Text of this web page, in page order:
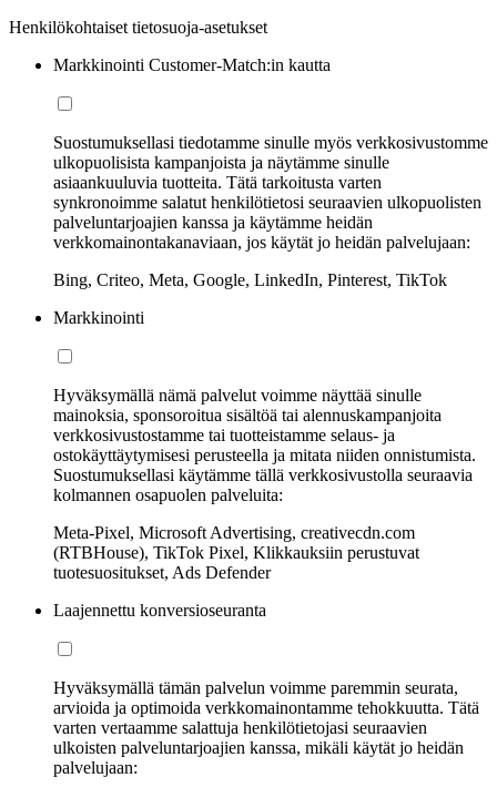
Henkilökohtaiset tietosuoja-asetukset
Markkinointi Customer-Match:in kautta
Suostumuksellasi tiedotamme sinulle myös verkkosivustomme
ulkopuolisista kampanjoista ja näytämme sinulle
asiaankuuluvia tuotteita. Tätä tarkoitusta varten
synkronoimme salatut henkilötietosi seuraavien ulkopuolisten
palveluntarjoajien kanssa ja käytämme heidän
verkkomainontakanaviaan, jos käytät jo heidän palvelujaan:
Bing, Criteo, Meta, Google, LinkedIn, Pinterest, TikTok
Markkinointi
Hyväksymällä nämä palvelut voimme näyttää sinulle
mainoksia, sponsoroitua sisältöä tai alennuskampanjoita
verkkosivustostamme tai tuotteistamme selaus- ja
ostokäyttäytymisesi perusteella ja mitata niiden onnistumista.
Suostumuksellasi käytämme tällä verkkosivustolla seuraavia
kolmannen osapuolen palveluita:
Meta-Pixel, Microsoft Advertising, creativecdn.com
(RTBHouse), TikTok Pixel, Klikkauksiin perustuvat
tuotesuositukset, Ads Defender
Laajennettu konversioseuranta
Hyväksymällä tämän palvelun voimme paremmin seurata,
arvioida ja optimoida verkkomainontamme tehokkuutta. Tätä
varten vertaamme salattuja henkilötietojasi seuraavien
ulkoisten palveluntarjoajien kanssa, mikäli käytät jo heidän
palvelujaan: